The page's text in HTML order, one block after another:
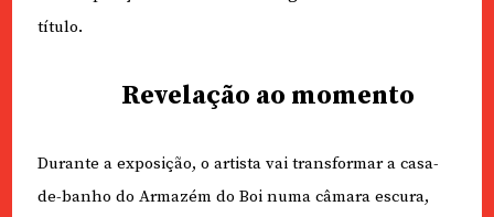
título.
Revelação ao momento
Durante a exposição, o artista vai transformar a casa-
de-banho do Armazém do Boi numa câmara escura,